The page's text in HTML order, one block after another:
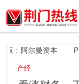
：阿尔曼资本
产经